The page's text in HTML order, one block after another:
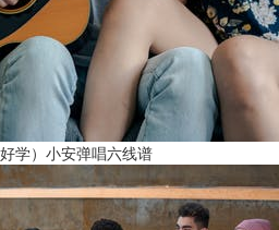
学）小安弹唱六线谱